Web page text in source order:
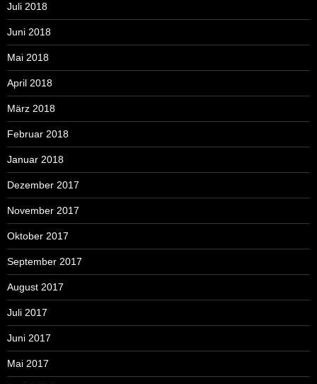
Juli 2018
Juni 2018
Mai 2018
April 2018
März 2018
Februar 2018
Januar 2018
Dezember 2017
November 2017
Oktober 2017
September 2017
August 2017
Juli 2017
Juni 2017
Mai 2017